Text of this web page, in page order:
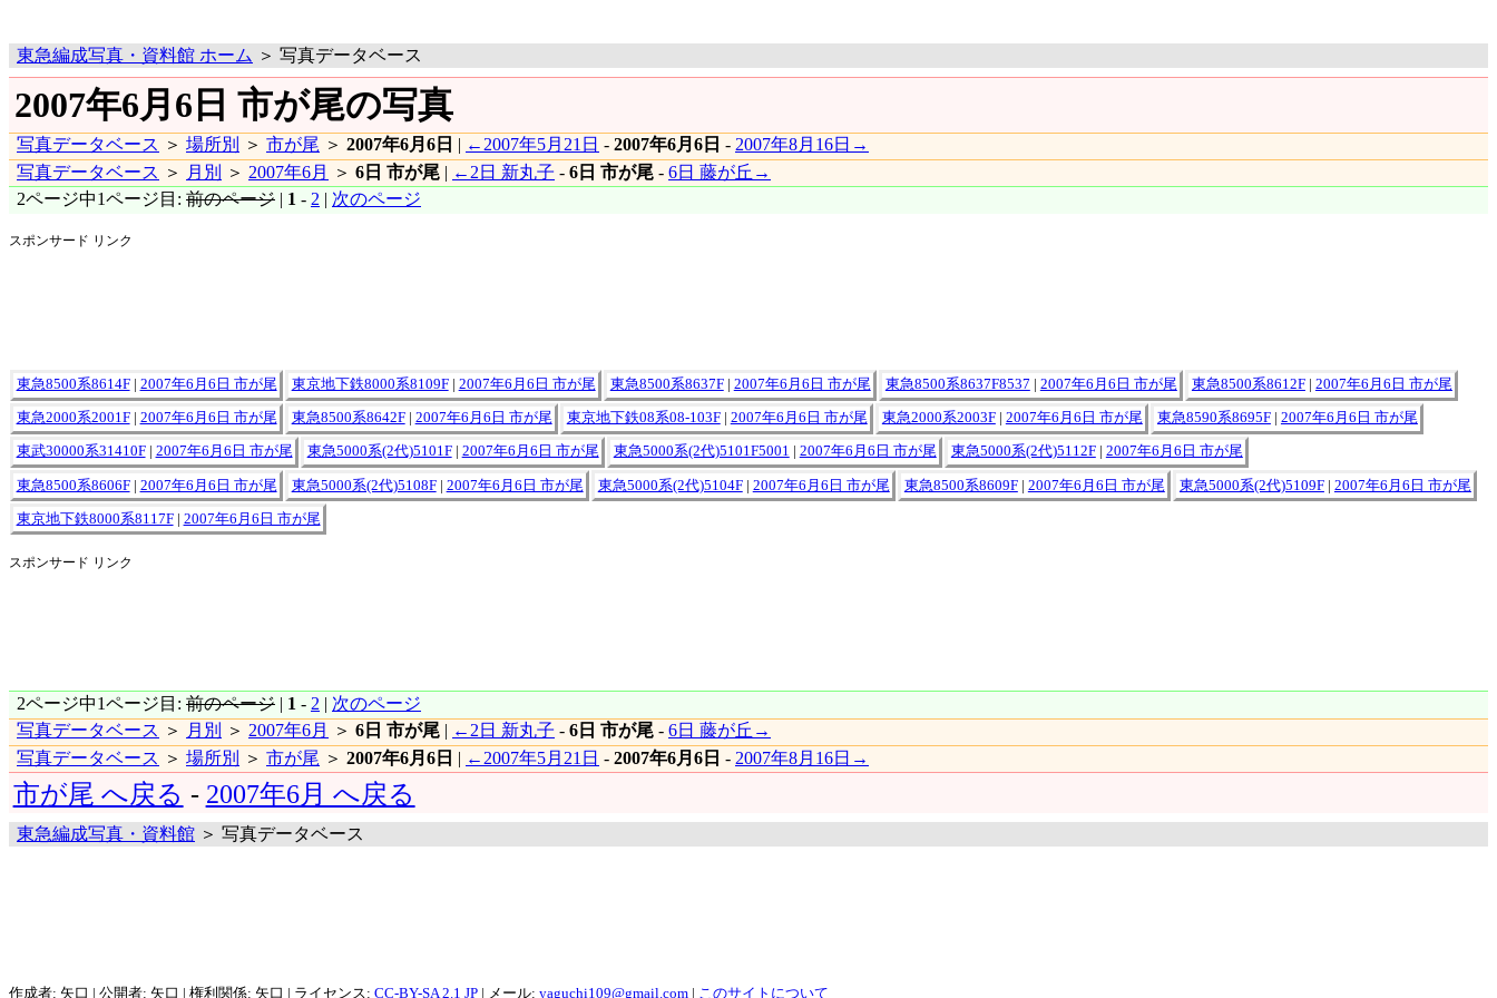
東急編成写真・資料館 ホーム ＞ 写真データベース
2007年6月6日 市が尾の写真
写真データベース ＞ 場所別 ＞ 市が尾 ＞ 2007年6月6日 | ←2007年5月21日 - 2007年6月6日 - 2007年8月16日→
写真データベース ＞ 月別 ＞ 2007年6月 ＞ 6日 市が尾 | ←2日 新丸子 - 6日 市が尾 - 6日 藤が丘→
2ページ中1ページ目: 前のページ | 1 - 2 | 次のページ
スポンサード リンク
東急8500系8614F| 2007年6月6日 市が尾 東京地下鉄8000系8109F| 2007年6月6日 市が尾 東急8500系8637F| 2007年6月6日 市が尾 東急8500系8637F8537 2007年6月6日 市が尾 東急8500系8612F| 2007年6月6日 市が尾
東急2000系2001F| 2007年6月6日 市が尾 東急8500系8642F| 2007年6月6日 市が尾 東京地下鉄08系08-103F| 2007年6月6日 市が尾 東急2000系2003F| 2007年6月6日 市が尾 東急8590系8695F| 2007年6月6日 市が尾
東武30000系31410F| 2007年6月6日 市が尾 東急5000系(2代)5101F| 2007年6月6日 市が尾 東急5000系(2代)5101F5001 2007年6月6日 市が尾 東急5000系(2代)5112F| 2007年6月6日 市が尾
東急8500系8606F| 2007年6月6日 市が尾 東急5000系(2代)5108F| 2007年6月6日 市が尾 東急5000系(2代)5104F| 2007年6月6日 市が尾 東急8500系8609F| 2007年6月6日 市が尾 東急5000系(2代)5109F| 2007年6月6日 市が尾
東京地下鉄8000系8117F| 2007年6月6日 市が尾
スポンサード リンク
2ページ中1ページ目: 前のページ | 1 - 2 | 次のページ
写真データベース ＞ 月別 ＞ 2007年6月 ＞ 6日 市が尾 | ←2日 新丸子 - 6日 市が尾 - 6日 藤が丘→
写真データベース ＞ 場所別 ＞ 市が尾 ＞ 2007年6月6日 | ←2007年5月21日 - 2007年6月6日 - 2007年8月16日→
市が尾 へ戻る - 2007年6月 へ戻る
東急編成写真・資料館 ＞ 写真データベース
作成者: 矢口 | 公開者: 矢口 | 権利関係: 矢口 | ライセンス: CC-BY-SA 2.1 JP | メール: yaguchi109@gmail.com このサイトについて